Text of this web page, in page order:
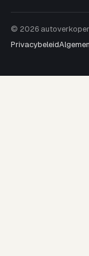
© 2026
Privacybeleid